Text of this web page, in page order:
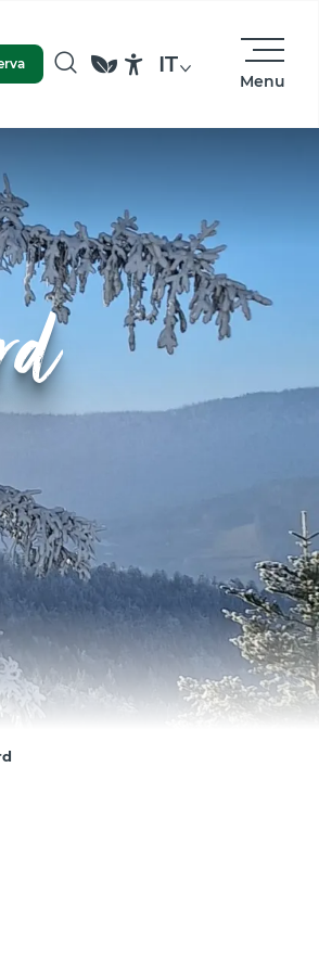
GASTON
DI
...
quartiere.
si rintanava sotto il
Cheminée, ben
per fare
tre piccole
Sophie e
di lui. Niente più
pelose, niente più
magiche
per svegliare
aprì un occhio,
vide le sue amiche
“Un orso?! Le
volto di Gaston, si
è diventato la star
Menu
Accessibilité
IT